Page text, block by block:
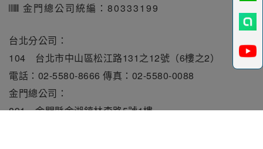
金門總公司統編：80333199
台北分公司：
104 台北市中山區松江路131之12號（6樓之2）
電話：02-5580-8666 傳真：02-5580-0088
金門總公司：
891 金門縣金湖鎮林森路5號1樓